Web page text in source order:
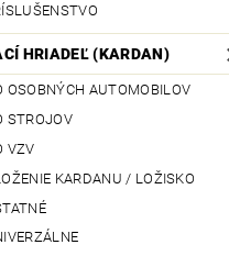
HRIADEĽ (KARDAN)
OSOBNÝCH AUTOMOBILOV
STROJOV
VZV
KARDANU / LOŽISKO